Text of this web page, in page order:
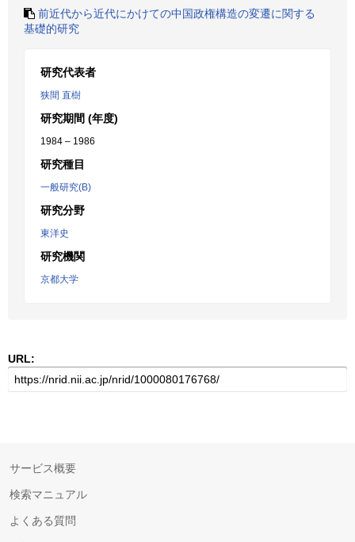
前近代から近代にかけての中国政権構造の変遷に関する
基礎的研究
研究代表者
狭間 直樹
研究期間 (年度)
1984 – 1986
研究種目
一般研究(B)
研究分野
東洋史
研究機関
京都大学
URL:
サービス概要
検索マニュアル
よくある質問